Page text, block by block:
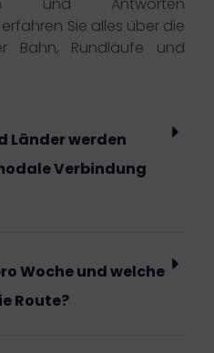
und Antworten
Sie alles über die
Bahn, Rundläufe und
Länder werden
Verbindung
Woche und welche
Route?